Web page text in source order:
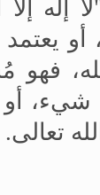
إله
يعتمد
تعالى.